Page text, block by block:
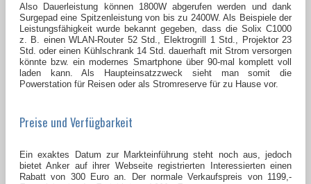
Also Dauerleistung können 1800W abgerufen werden und dank
Surgepad eine Spitzenleistung von bis zu 2400W. Als Beispiele der
Leistungsfähigkeit wurde bekannt gegeben, dass die Solix C1000
z. B. einen WLAN-Router 52 Std., Elektrogrill 1 Std., Projektor 23
Std. oder einen Kühlschrank 14 Std. dauerhaft mit Strom versorgen
könnte bzw. ein modernes Smartphone über 90-mal komplett voll
laden kann. Als Haupteinsatzzweck sieht man somit die
Powerstation für Reisen oder als Stromreserve für zu Hause vor.
Preise und Verfügbarkeit
Ein exaktes Datum zur Markteinführung steht noch aus, jedoch
bietet Anker auf ihrer Webseite registrierten Interessierten einen
Rabatt von 300 Euro an. Der normale Verkaufspreis von 1199,-